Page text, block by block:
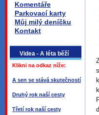
Komentáře
Parkovací karty
Můj milý deníčku
Kontakt
Videa - A léta běží
Klikni na odkaz níže:
A sen se stává skutečností
Druhý rok naší cesty
Třetí rok naší cesty